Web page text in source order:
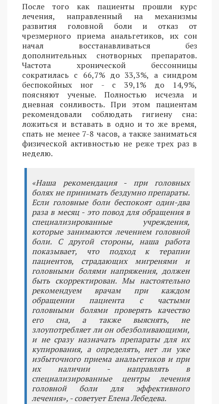
После того как пациенты прошли курс
лечения, направленный на механизмы
развития головной боли и отказ от
чрезмерного приема анальгетиков, их сон
начал восстанавливаться без
дополнительных снотворных препаратов.
Частота хронической бессонницы
сократилась с 66,7% до 33,3%, а синдром
беспокойных ног - с 39,1% до 14,9%,
поясняют ученые. Полностью исчезла и
дневная сонливость. При этом пациентам
рекомендовали соблюдать гигиену сна:
ложиться и вставать в одно и то же время,
спать не менее 7-8 часов, а также заниматься
физической активностью не реже трех раз в
неделю.
«Наша рекомендация - при головных
болях не принимать бездумно препараты.
Если головные боли беспокоят один-два
раза в месяц - это повод для обращения в
специализированные учреждения,
которые занимаются лечением головной
боли. С другой стороны, наша работа
показывает, что подход к терапии
пациентов, страдающих мигренями и
головными болями напряжения, должен
быть скорректирован. Мы настоятельно
рекомендуем врачам при каждом
обращении пациента с частыми
головными болями проверять качество
его сна, а также выяснять, не
злоупотребляет ли он обезболивающими,
и не сразу назначать препараты для их
купирования, а определять, нет ли уже
избыточного приема анальгетиков и при
их наличии - направлять в
специализированные центры лечения
головной боли для эффективного
лечения», - советует Елена Лебедева.